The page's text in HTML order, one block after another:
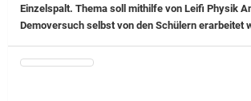
Einzelspalt. Thema soll mithilfe von Leifi Physik
Demoversuch selbst von den Schülern erarbeitet